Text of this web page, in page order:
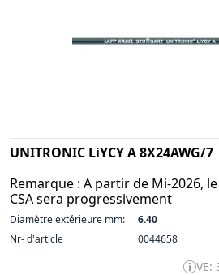
UNITRONIC LiYCY A 8X24AWG/7
Remarque : A partir de Mi-2026,
CSA sera progressivement
Diamètre extérieure mm:
6.40
Nr- d'article
0044658
VE: